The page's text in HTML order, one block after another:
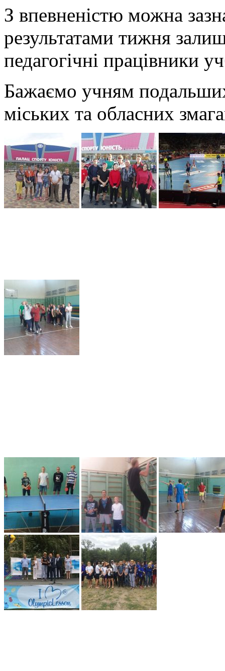
З впевненістю можна
результатами тижня
педагогічні працівники
Бажаємо учням
міських та обласних